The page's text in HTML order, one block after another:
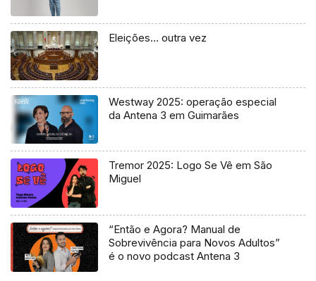
Eleições… outra vez
Westway 2025: operação especial
da Antena 3 em Guimarães
Tremor 2025: Logo Se Vê em São
Miguel
“Então e Agora? Manual de
Sobrevivência para Novos Adultos”
é o novo podcast Antena 3